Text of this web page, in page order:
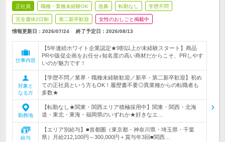
正社員 職種・業種未経験OK 急募 転勤なし 学歴不問
完全週休2日制 第二新卒歓迎 女性のおしごと掲載中
情報更新日：2026/07/24 終了予定日： 2026/08/13
仕事内容
【5年連続ホワイト企業認定★9割以上が未経験スタート】商品
PRや販促企画をお任せ♪知名度の高い商材だからこそ、PRしやす
いのが魅力です！
対象と
なる方
【学歴不問／業界・職種未経験歓迎／新卒・第二新卒歓迎】初め
ての正社員という方もOK！履歴書不要◎異業種からの転職者も
多数★
勤務地
【転勤なし★関東・関西エリア積極採用中】関東・関西・北海
道・東北・東海・福岡県のいずれか★好きなエ…
給与
【エリア別給与】■首都圏（東京都・神奈川県・埼玉県・千葉
県）月給212,100円～300,000円＋賞与年3回■関西…